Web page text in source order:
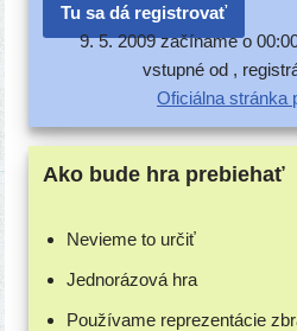
Tu sa dá registrovať
9. 5. 2009 začí­na­me o
vstup­né od ,
Oficiálna strán­ka
Ako bude hra prebiehať
Nevieme to určiť
Jednorázová hra
Používame repre­zen­tá­cie